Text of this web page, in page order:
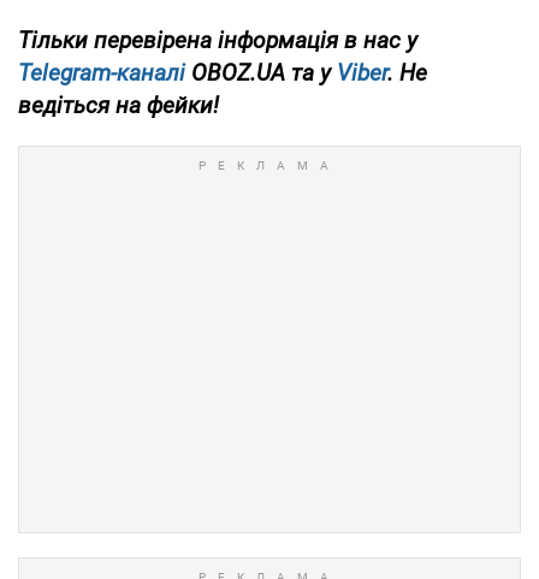
Тільки перевірена інформація в нас у
Telegram-каналіOBOZ.UA та уViber. Не
ведіться на фейки!